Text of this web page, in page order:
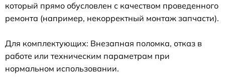
который прямо обусловлен с качеством проведенного
ремонта (например, некорректный монтаж запчасти).
Для комплектующих: Внезапная поломка, отказ в
работе или техническим параметрам при
нормальном использовании.